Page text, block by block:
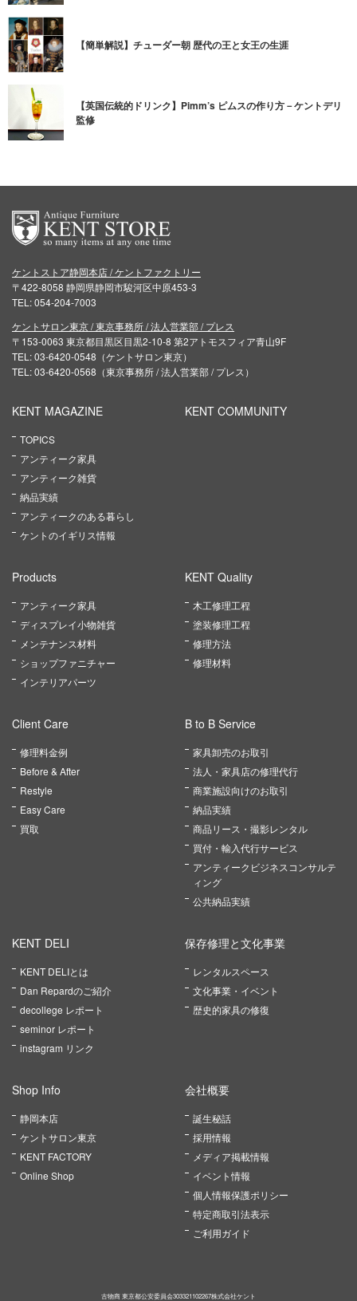
【簡単解説】チューダー朝 歴代の王と女王の生涯
【英国伝統的ドリンク】Pimm’s ピムスの作り方－ケントデリ
監修
ケントストア静岡本店 / ケントファクトリー
〒422-8058 静岡県静岡市駿河区中原453-3
TEL: 054-204-7003
ケントサロン東京 / 東京事務所 / 法人営業部 / プレス
〒153-0063 東京都目黒区目黒2-10-8 第2アトモスフィア青山9F
TEL: 03-6420-0548（ケントサロン東京）
TEL: 03-6420-0568（東京事務所 / 法人営業部 / プレス）
KENT MAGAZINE
TOPICS
アンティーク家具
アンティーク雑貨
納品実績
アンティークのある暮らし
ケントのイギリス情報
KENT COMMUNITY
Products
アンティーク家具
ディスプレイ小物雑貨
メンテナンス材料
ショップファニチャー
インテリアパーツ
KENT Quality
木工修理工程
塗装修理工程
修理方法
修理材料
Client Care
修理料金例
Before & After
Restyle
Easy Care
買取
B to B Service
家具卸売のお取引
法人・家具店の修理代行
商業施設向けのお取引
納品実績
商品リース・撮影レンタル
買付・輸入代行サービス
アンティークビジネスコンサルテ
ィング
公共納品実績
KENT DELI
KENT DELIとは
Dan Repardのご紹介
decollege レポート
seminor レポート
instagram リンク
保存修理と文化事業
レンタルスペース
文化事業・イベント
歴史的家具の修復
Shop Info
静岡本店
ケントサロン東京
KENT FACTORY
Online Shop
会社概要
誕生秘話
採用情報
メディア掲載情報
イベント情報
個人情報保護ポリシー
特定商取引法表示
ご利用ガイド
古物商 東京都公安委員会303321102267株式会社ケント